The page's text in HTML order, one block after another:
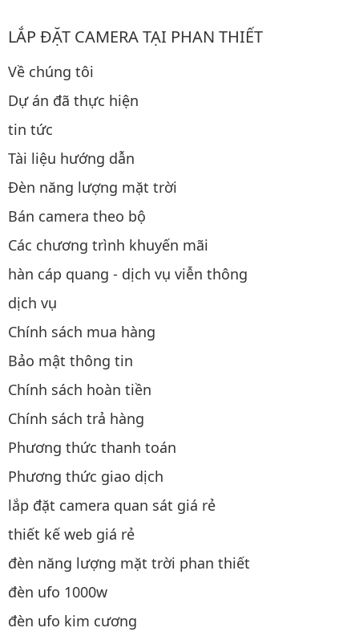
LẮP ĐẶT CAMERA TẠI PHAN THIẾT
Về chúng tôi
Dự án đã thực hiện
tin tức
Tài liệu hướng dẫn
Đèn năng lượng mặt trời
Bán camera theo bộ
Các chương trình khuyến mãi
hàn cáp quang - dịch vụ viễn thông
dịch vụ
Chính sách mua hàng
Bảo mật thông tin
Chính sách hoàn tiền
Chính sách trả hàng
Phương thức thanh toán
Phương thức giao dịch
lắp đặt camera quan sát giá rẻ
thiết kế web giá rẻ
đèn năng lượng mặt trời phan thiết
đèn ufo 1000w
đèn ufo kim cương